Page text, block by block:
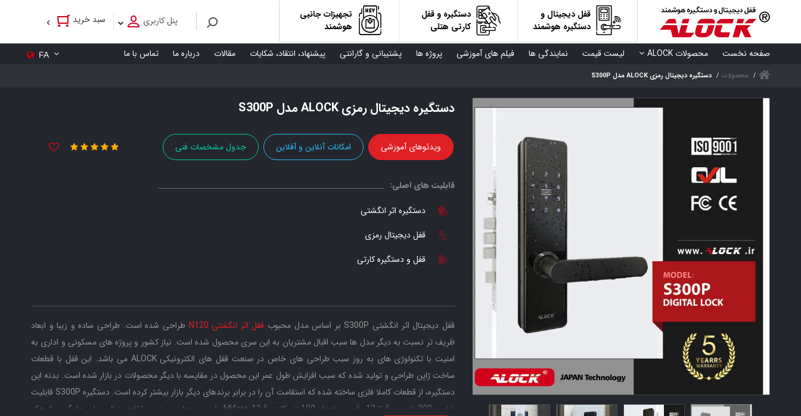
قفل دیجیتال و
دستگیره هوشمند
دستگیره و قفل
کارتی هتلی
تجهیزات جانبی
هوشمند
سبد خرید پنل کاربری
صفحه نخست محصولات ALOCK لیست قیمت نمایندگی ها فیلم های آموزشی پروژه ها پشتیبانی و گارانتی پیشنهاد، انتقاد، شکایات مقالات درباره ما تماس با ما FA
محصولات دستگیره دیجیتال رمزی ALOCK مدل S300P
دستگیره دیجیتال رمزی ALOCK مدل S300P
ویدئوهای آموزشی امکانات آنلاین و آفلاین جدول مشخصات فنی
قابلیت های اصلی:
دستگیره اثر انگشتی
قفل دیجیتال رمزی
قفل و دستگیره کارتی
قفل دیجیتال اثر انگشتی S300P بر اساس مدل محبوب قفل اثر انگشتی N120
طراحی شده است. طراحی ساده و زیبا و ابعاد
ظریف تر نسبت به دیگر مدل ها سبب اقبال مشتریان به این سری محصول شده است. نیاز کشور و پروژه های مسکونی و اداری به
امنیت با تکنولوژی های به روز سبب طراحی های خاص در صنعت قفل های الکترونیکی ALOCK می باشد. این قفل با قطعات
ساخت ژاپن طراحی و تولید شده که سبب افزایش طول عمر این محصول در مقایسه با دیگر محصولات در بازار شده است. بدنه این
دستگیره، از قطعات کاملا فلزی ساخته شده که استقامت آن را در برابر برندهای دیگر بازار بیشتر کرده است. دستگیره S300P قابلیت
ذخیره 200 نفر رمز 6 تا 12 رقمی و تعداد 100 نفر کارت Mifare 13.6 دارد. رمز های دروغین با تابع خیالی برای جلوگیری از هک